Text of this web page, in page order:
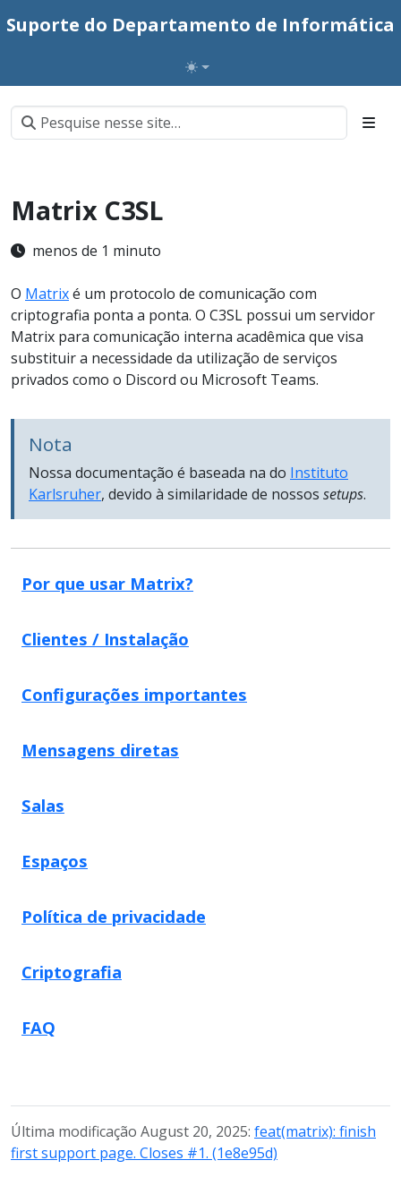
Suporte do Departamento de Informática
Matrix C3SL
menos de 1 minuto
O Matrixé um protocolo de comunicação com
criptografia ponta a ponta. O C3SL possui um servidor
Matrix para comunicação interna acadêmica que visa
substituir a necessidade da utilização de serviços
privados como o Discord ou Microsoft Teams.
Nota
Nossa documentação é baseada na do Instituto
Karlsruher, devido à similaridade de nossos setups.
Por que usar Matrix?
Clientes / Instalação
Configurações importantes
Mensagens diretas
Salas
Espaços
Política de privacidade
Criptografia
FAQ
Última modificação August 20, 2025: feat(matrix): finish
first support page. Closes #1. (1e8e95d)